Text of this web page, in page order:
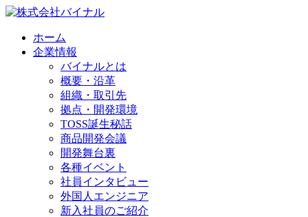
ホーム
企業情報
バイナルとは
概要・沿革
組織・取引先
拠点・開発環境
TOSS誕生秘話
商品開発会議
開発舞台裏
各種イベント
社員インタビュー
外国人エンジニア
新入社員のご紹介